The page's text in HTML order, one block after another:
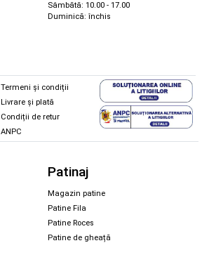
Sâmbătă: 10.00 - 17.00
Duminică: închis
Termeni și condiții
Livrare și plată
Condiții de retur
ANPC
Patinaj
Magazin patine
Patine Fila
Patine Roces
Patine de gheață